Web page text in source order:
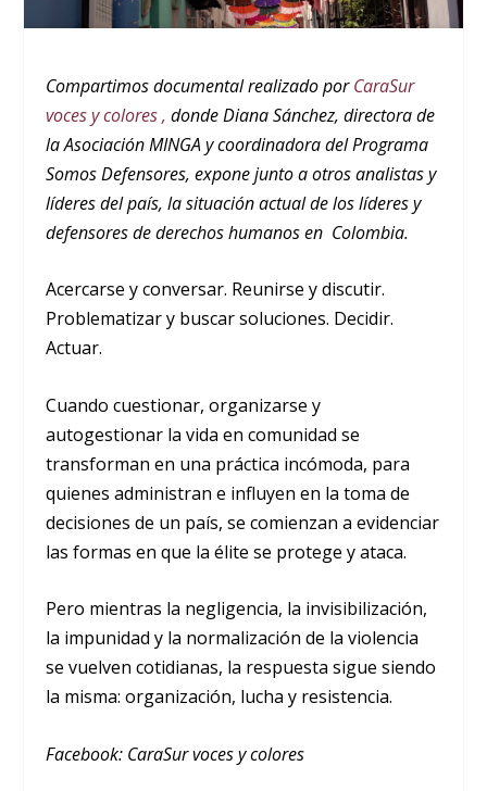
Compartimos documental realizado porCaraSur
voces y colores ,donde Diana Sánchez, directora de
la Asociación MINGA y coordinadora del Programa
Somos Defensores, expone junto a otros analistas y
líderes del país, la situación actual de los líderes y
defensores de derechos humanos en Colombia.
Acercarse y conversar. Reunirse y discutir.
Problematizar y buscar soluciones. Decidir.
Actuar.
Cuando cuestionar, organizarse y
autogestionar la vida en comunidad se
transforman en una práctica incómoda, para
quienes administran e influyen en la toma de
decisiones de un país, se comienzan a evidenciar
las formas en que la élite se protege y ataca.
Pero mientras la negligencia, la invisibilización,
la impunidad y la normalización de la violencia
se vuelven cotidianas, la respuesta sigue siendo
la misma: organización, lucha y resistencia.
Facebook: CaraSur voces y colores